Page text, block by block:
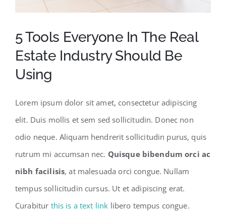
5 Tools Everyone In The Real
Estate Industry Should Be
Using
Lorem ipsum dolor sit amet, consectetur adipiscing
elit. Duis mollis et sem sed sollicitudin. Donec non
odio neque. Aliquam hendrerit sollicitudin purus, quis
rutrum mi accumsan nec. Quisque bibendum orci ac
nibh facilisis, at malesuada orci congue. Nullam
tempus sollicitudin cursus. Ut et adipiscing erat.
Curabitur this is a text link libero tempus congue.